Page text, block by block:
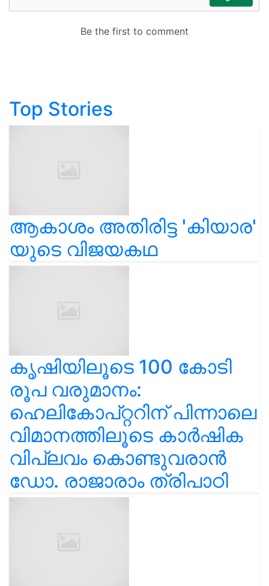
Top Stories
ആകാശം അതിരിട്ട 'കിയാര'
യുടെ വിജയകഥ
കൃഷിയിലൂടെ 100 കോടി
രൂപ വരുമാനം:
ഹെലികോപ്റ്ററിന് പിന്നാലെ
വിമാനത്തിലൂടെ കാർഷിക
വിപ്ലവം കൊണ്ടുവരാൻ
ഡോ. രാജാരാം ത്രിപാഠി